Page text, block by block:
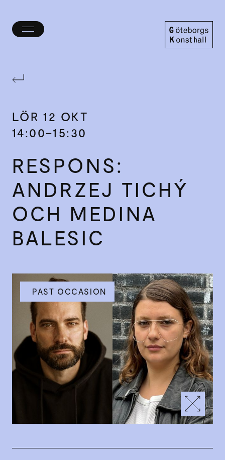
Öppna/stäng
LÖR 12 OKT
14:00–15:30
RESPONS:
ANDRZEJ TICHÝ
OCH MEDINA
BALESIC
PAST OCCASION